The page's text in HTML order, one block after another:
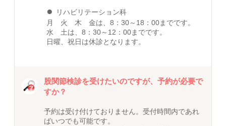
●
リハビリテーション科
月 火 木 金は、8：30～18：00までです。
水 土は、8：30～12：00までです。
日曜、祝日は休診となります。
股関節検診を受けたいのですが、予約が必要で
すか？
予約は受け付けておりません。受付時間内であれ
ばいつでも可能です。